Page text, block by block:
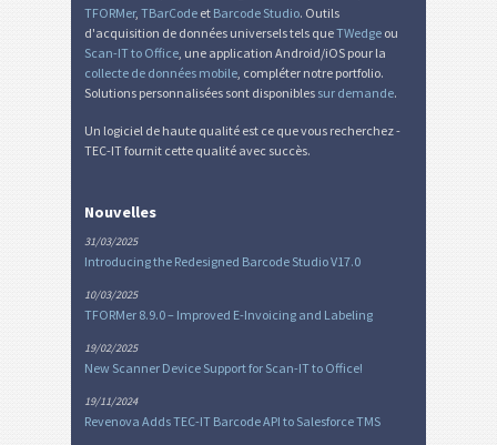
TFORMer, TBarCode et Barcode Studio. Outils
d'acquisition de données universels tels queTWedge ou
Scan-IT to Office , une application Android/iOS pour la
collecte de données mobile , compléter notre portfolio.
Solutions personnalisées sont disponibles sur demande.
Un logiciel de haute qualité est ce que vous recherchez -
TEC-IT fournit cette qualité avec succès.
Nouvelles
31/03/2025
Introducing the Redesigned Barcode Studio V17.0
10/03/2025
TFORMer 8.9.0 – Improved E-Invoicing and Labeling
19/02/2025
New Scanner Device Support for Scan-IT to Office!
19/11/2024
Revenova Adds TEC-IT Barcode API to Salesforce TMS